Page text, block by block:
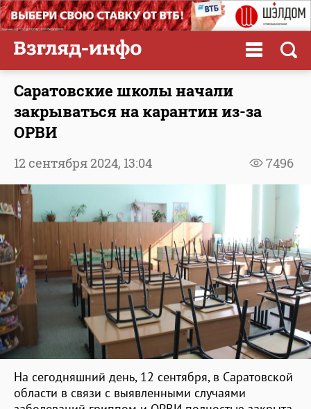
Саратовские школы начали
закрываться на карантин из-за
ОРВИ
7496
12 сентября 2024, 13:04
На сегодняшний день, 12 сентября, в Саратовской
области в связи с выявленными случаями